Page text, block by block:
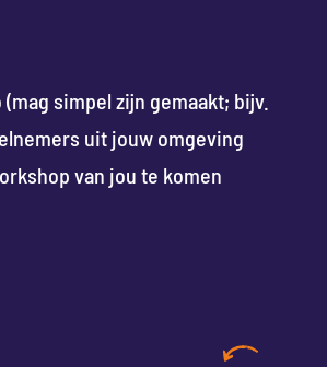
simpel zijn gemaakt; bijv.
uit jouw omgeving
van jou te komen